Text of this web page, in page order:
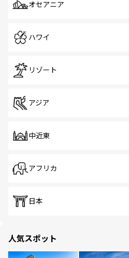
オセアニア
ハワイ
リゾート
アジア
中近東
アフリカ
日本
人気スポット